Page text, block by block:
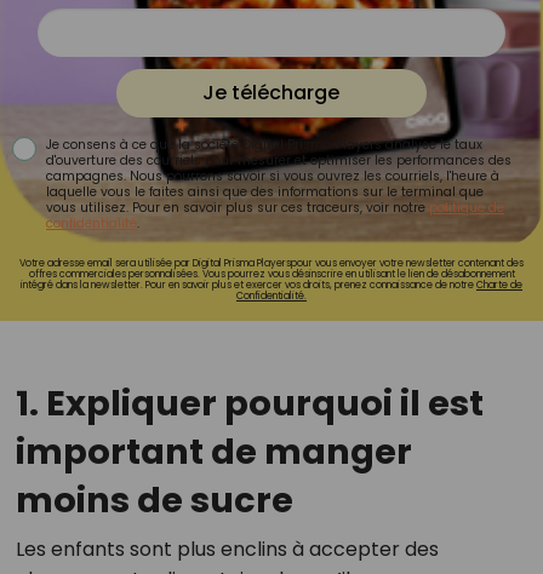
Je télécharge
Je consens à ce que la société Digital Prisma Players analyse le taux
d'ouverture des courriels pour mesurer et optimiser les performances des
campagnes. Nous pourrons savoir si vous ouvrez les courriels, l'heure à
laquelle vous le faites ainsi que des informations sur le terminal que
vous utilisez. Pour en savoir plus sur ces traceurs, voir notre politique de
confidentialité.
Votre adresse email sera utilisée par Digital Prisma Playerspour vous envoyer votre newsletter contenant des
offres commerciales personnalisées. Vous pourrez vous désinscrire en utilisant le lien de désabonnement
intégré dans la newsletter. Pour en savoir plus et exercer vos droits, prenez connaissance de notreCharte de
Confidentialité.
1. Expliquer pourquoi il est
important de manger
moins de sucre
Les enfants sont plus enclins à accepter des